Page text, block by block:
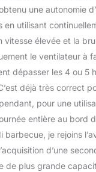
une autonomie
en utilisant
vitesse élevée et la
le ventilateur à
dépasser les 4 ou 5
déjà très correct
pour une
entière au bord
barbecue, je rejoins
d’une
de plus grande